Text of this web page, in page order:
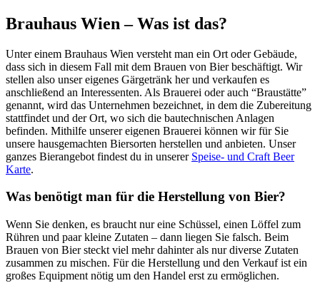
Brauhaus Wien – Was ist das?
Unter einem Brauhaus Wien versteht man ein Ort oder Gebäude,
dass sich in diesem Fall mit dem Brauen von Bier beschäftigt. Wir
stellen also unser eigenes Gärgetränk her und verkaufen es
anschließend an Interessenten. Als Brauerei oder auch “Braustätte”
genannt, wird das Unternehmen bezeichnet, in dem die Zubereitung
stattfindet und der Ort, wo sich die bautechnischen Anlagen
befinden. Mithilfe unserer eigenen Brauerei können wir für Sie
unsere hausgemachten Biersorten herstellen und anbieten. Unser
ganzes Bierangebot findest du in unserer Speise- und Craft Beer
Karte.
Was benötigt man für die Herstellung von Bier?
Wenn Sie denken, es braucht nur eine Schüssel, einen Löffel zum
Rühren und paar kleine Zutaten – dann liegen Sie falsch. Beim
Brauen von Bier steckt viel mehr dahinter als nur diverse Zutaten
zusammen zu mischen. Für die Herstellung und den Verkauf ist ein
großes Equipment nötig um den Handel erst zu ermöglichen.